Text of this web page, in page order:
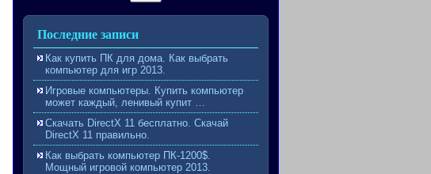
Последние записи
Как купить ПК для дома. Как выбрать
компьютер для игр 2013.
Игровые компьютеры. Купить компьютер
может каждый, ленивый купит …
Скачать DirectX 11 бесплатно. Скачай
DirectX 11 правильно.
Как выбрать компьютер ПК-1200$.
Мощный игровой компьютер 2013.